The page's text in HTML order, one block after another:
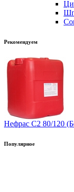
Рекомендуем
Нефрас С2 80/120
Популярное